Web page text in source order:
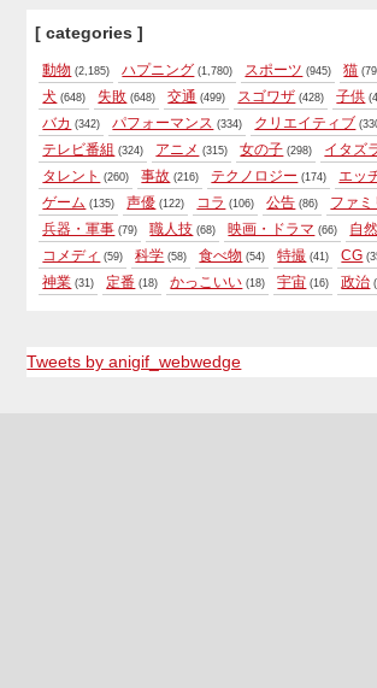
[ categories ]
動物 (2,185) ハプニング (1,780) スポーツ (945) 猫
犬 (648) 失敗 (648) 交通 (499) スゴワザ (428) 子供
バカ (342) パフォーマンス (334) クリエイティブ
テレビ番組 (324) アニメ (315) 女の子 (298) イタズ
タレント (260) 事故 (216) テクノロジー (174) エッ
ゲーム (135) 声優 (122) コラ (106) 公告 (86) ファミ
兵器・軍事 (79) 職人技 (68) 映画・ドラマ (66) 自然
コメディ (59) 科学 (58) 食べ物 (54) 特撮 (41) CG
神業 (31) 定番 (18) かっこいい (18) 宇宙 (16) 政治
Tweets by anigif_webwedge